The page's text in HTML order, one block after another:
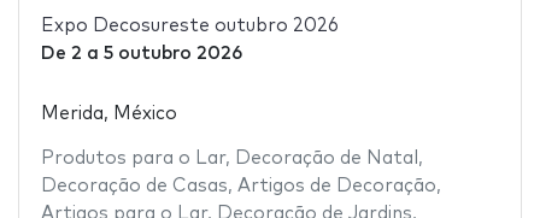
Expo Decosureste outubro 2026
De 2 a 5 outubro 2026
Merida, México
Produtos para o Lar, Decoração de Natal ,
Decoração de Casas, Artigos de Decoração,
Artigos para o Lar, Decoração de Jardins,